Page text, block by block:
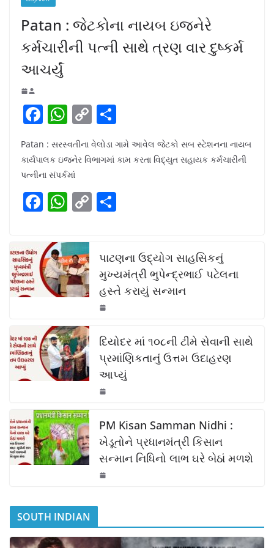
Patan : જેટકોના નાયબ ઇજનેરે
કર્મચારીની પત્ની સાથે ત્રણ વાર દુષ્કર્મ
આચર્યું
F
c
e
b
o
k
W
h
at
s
A
p
C
o
p
Li
n
h
ar
Patan : સરસ્વતીના વેલોડા ગામે આવેલ જેટકો સબ સ્ટેશનના નાયબ
કાર્યપાલક ઇજનેર વિભાગમાં કામ કરતા વિદ્યુત સહાયક કર્મચારીની
પત્નીના સંપર્કમાં
F
c
e
b
o
o
k
W
at
s
A
p
p
C
y
Li
n
k
e
પાટણના ઉદ્યોગ સાહસિકનું
મુખ્યમંત્રી ભુપેન્દ્રભાઈ પટેલના
હસ્તે કરાયું સન્માન
દિયોદર માં ૧૦૮ની ટીમે સેવાની સાથે
પ્રમાંણિકતાનું ઉત્તમ ઉદાહરણ
આપ્યું
PM Kisan Samman Nidhi :
ખેડૂતોને પ્રધાનમંત્રી કિસાન
સન્માન નિધિનો લાભ ઘરે બેઠાં મળશે
SOUTH INDIAN